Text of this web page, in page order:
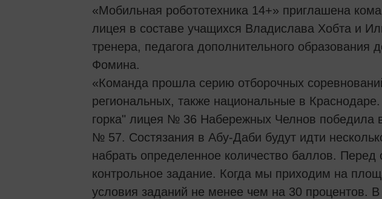
«Мобильная робототехника 14+» приглашена
лицея в составе учащихся Владислава Хобта и
тренера, педагога дополнительного
Фомина.
«Команда прошла серию отборочных
региональных, также национальные в
горка" лицея № 36 Набережных Челнов победила
№ 57. Состязания в Абу-Даби будут идти
набрать определенное количество баллов.
контрольное задание. Когда мы приходим на
условия заданий не менее чем на 30 процентов.